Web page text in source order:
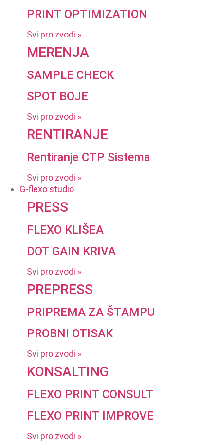
PRINT OPTIMIZATION
Svi proizvodi »
MERENJA
SAMPLE CHECK
SPOT BOJE
Svi proizvodi »
RENTIRANJE
Rentiranje CTP Sistema
Svi proizvodi »
G-flexo studio
PRESS
FLEXO KLIŠEA
DOT GAIN KRIVA
Svi proizvodi »
PREPRESS
PRIPREMA ZA ŠTAMPU
PROBNI OTISAK
Svi proizvodi »
KONSALTING
FLEXO PRINT CONSULT
FLEXO PRINT IMPROVE
Svi proizvodi »